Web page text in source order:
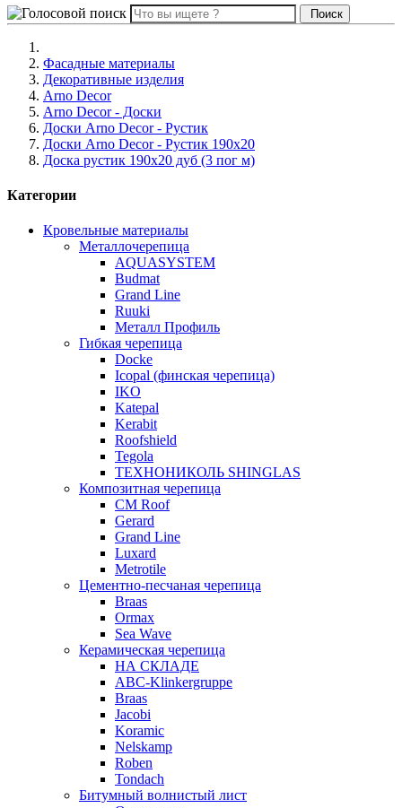
Поиск
Фасадные материалы
Декоративные изделия
Arno Decor
Arno Decor - Доски
Доски Arno Decor - Рустик
Доски Arno Decor - Рустик 190x20
Доска рустик 190х20 дуб (3 пог м)
Категории
Кровельные материалы
Металлочерепица
AQUASYSTEM
Budmat
Grand Line
Ruuki
Металл Профиль
Гибкая черепица
Docke
Icopal (финская черепица)
IKO
Katepal
Kerabit
Roofshield
Tegola
ТЕХНОНИКОЛЬ SHINGLAS
Композитная черепица
CM Roof
Gerard
Grand Line
Luxard
Metrotile
Цементно-песчаная черепица
Braas
Ormax
Sea Wave
Керамическая черепица
НА СКЛАДЕ
ABC-Klinkergruppe
Braas
Jacobi
Koramic
Nelskamp
Roben
Tondach
Битумный волнистый лист